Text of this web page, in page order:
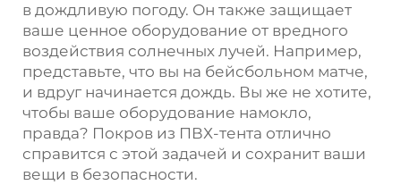
в дождливую погоду. Он также защищает
ваше ценное оборудование от вредного
воздействия солнечных лучей. Например,
представьте, что вы на бейсбольном матче,
и вдруг начинается дождь. Вы же не хотите,
чтобы ваше оборудование намокло,
правда? Покров из ПВХ-тента отлично
справится с этой задачей и сохранит ваши
вещи в безопасности.